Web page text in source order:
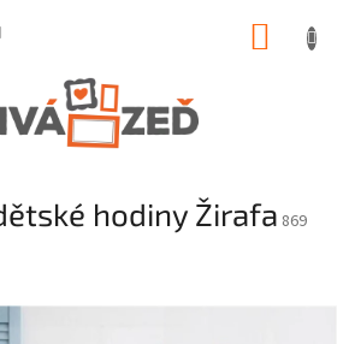
hodiny Žirafa 869